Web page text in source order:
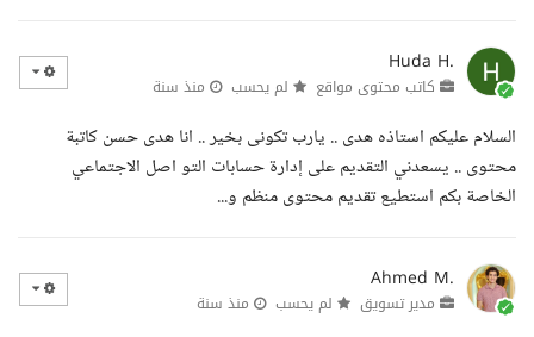
Huda H.
كاتب محتوى مواقع لم يحسب منذ سنة
السلام عليكم استاذه هدى .. يارب تكونى بخير .. انا هدى حسن كاتبة
محتوى .. يسعدني التقديم على إدارة حسابات التو اصل الاجتماعي
الخاصة بكم استطيع تقديم محتوى منظم و...
Ahmed M.
مدير تسويق لم يحسب منذ سنة